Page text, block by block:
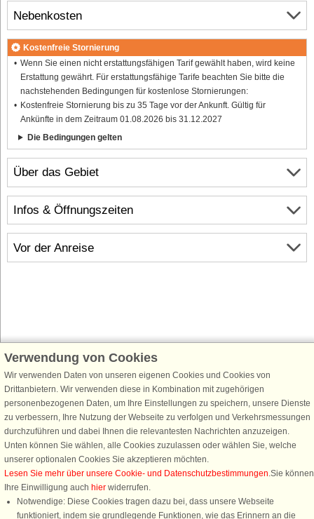
Über das Gebiet
Infos & Öffnungszeiten
Vor der Anreise
Nebenkosten
Kostenfreie Stornierung
Wenn Sie einen nicht erstattungsfähigen Tarif gewählt haben, wird keine
Erstattung gewährt. Für erstattungsfähige Tarife beachten Sie bitte die
nachstehenden Bedingungen für kostenlose Stornierungen:
Kostenfreie Stornierung bis zu 35 Tage vor der Ankunft. Gültig für
Ankünfte in dem Zeitraum 01.08.2026 bis 31.12.2027
Die Bedingungen gelten
Schließen Sie sich 100.000 Ferienhaus-Fans an
Erhalten Sie einenWillkommensgutschein von 25 € für Ihren nächsten
Ferienhausurlaub - melden Sie sich einfach für den DanCenter Newsletter
an. Verpassen Sie nie wieder exklusive Angebote, Gewinnspiele und
Urlaubstipps!
Newsletter abonnieren
Verwendung von Cookies
Wir verwenden Daten von unseren eigenen Cookies und Cookies von
Drittanbietern. Wir verwenden diese in Kombination mit zugehörigen
personenbezogenen Daten, um Ihre Einstellungen zu speichern, unsere Dienste
zu verbessern, Ihre Nutzung der Webseite zu verfolgen und Verkehrsmessungen
durchzuführen und dabei Ihnen die relevantesten Nachrichten anzuzeigen.
Unten können Sie wählen, alle Cookies zuzulassen oder wählen Sie, welche
unserer optionalen Cookies Sie akzeptieren möchten.
Lesen Sie mehr über unsere Cookie- und Datenschutzbestimmungen.Sie können
Ihre Einwilligung auch hier widerrufen.
Notwendige: Diese Cookies tragen dazu bei, dass unsere Webseite
funktioniert, indem sie grundlegende Funktionen, wie das Erinnern an die